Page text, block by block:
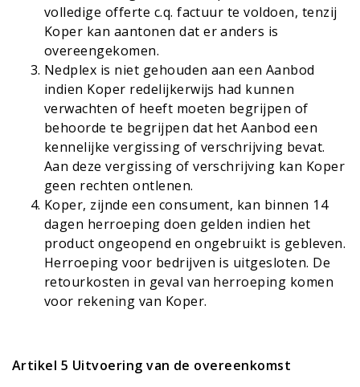
volledige offerte c.q. factuur te voldoen, tenzij
Koper kan aantonen dat er anders is
overeengekomen.
Nedplex is niet gehouden aan een Aanbod
indien Koper redelijkerwijs had kunnen
verwachten of heeft moeten begrijpen of
behoorde te begrijpen dat het Aanbod een
kennelijke vergissing of verschrijving bevat.
Aan deze vergissing of verschrijving kan Koper
geen rechten ontlenen.
Koper, zijnde een consument, kan binnen 14
dagen herroeping doen gelden indien het
product ongeopend en ongebruikt is gebleven.
Herroeping voor bedrijven is uitgesloten. De
retourkosten in geval van herroeping komen
voor rekening van Koper.
Artikel 5 Uitvoering van de overeenkomst